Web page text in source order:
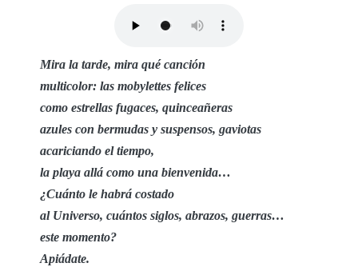
Mira la tarde, mira qué canción
multicolor: las mobylettes felices
como estrellas fugaces, quinceañeras
azules con bermudas y suspensos, gaviotas
acariciando el tiempo,
la playa allá como una bienvenida…
¿Cuánto le habrá costado
al Universo, cuántos siglos, abrazos, guerras…
este momento?
Apiádate.